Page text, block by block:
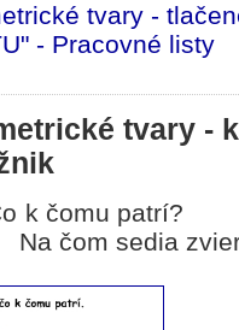
tvary -
- Pracovné listy
tvary -
k čomu
sedia